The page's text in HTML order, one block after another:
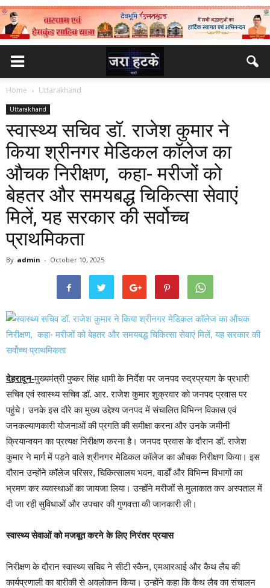
Home Uttarakhand
Uttarakhand
स्वास्थ्य सचिव डॉ. राजेश कुमार ने
किया श्रीनगर मेडिकल कॉलेज का
औचक निरीक्षण, कहा- मरीजों को
बेहतर और समयबद्ध चिकित्सा सेवाएं
मिलें, यह सरकार की सर्वोच्च
प्राथमिकता
By admin - October 10, 2025
देहरादून-मुख्यमंत्री पुष्कर सिंह धामी के निर्देश पर जनपद रुद्रप्रयाग के प्रभारी
सचिव एवं स्वास्थ्य सचिव डॉ. आर. राजेश कुमार शुक्रवार को जनपद प्रवास पर
पहुंचे। उनके इस दौरे का मुख्य उद्देश्य जनपद में संचालित विभिन्न विकास एवं
जनकल्याणकारी योजनाओं की प्रगति की समीक्षा करना और उनके जमीनी
क्रियान्वयन का प्रत्यक्ष निरीक्षण करना है। जनपद प्रवास के दौरान डॉ. राजेश
कुमार ने मार्ग में पड़ने वाले श्रीनगर मेडिकल कॉलेज का औचक निरीक्षण किया। इस
दौरान उन्होंने कॉलेज परिसर, चिकित्सालय भवन, वार्डों और विभिन्न विभागों का
भ्रमण कर व्यवस्थाओं का जायजा लिया। उन्होंने मरीजों से मुलाकात कर अस्पताल में
दी जा रही सुविधाओं और उपचार की गुणवत्ता की जानकारी ली।
स्वास्थ्य सेवाओं को मजबूत करने के लिए निरंतर प्रयास
निरीक्षण के दौरान स्वास्थ्य सचिव ने सीटी स्कैन, एमआरआई और कैथ लैब की
कार्यप्रणाली का बारीकी से अवलोकन किया। उन्होंने कहा कि कैथ लैब का संचालन